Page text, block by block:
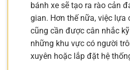
bánh xe sẽ tạo ra rào cản
gian. Hơn thế nữa, việc lựa
cũng cần được cân nhắc
những khu vực có người
xuyên hoặc lắp đặt hệ